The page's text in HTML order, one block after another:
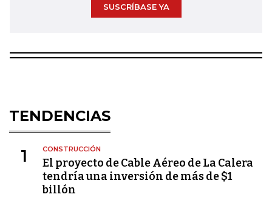
SUSCRÍBASE YA
TENDENCIAS
1 CONSTRUCCIÓN
El proyecto de Cable Aéreo de La Calera
tendría una inversión de más de $1
billón